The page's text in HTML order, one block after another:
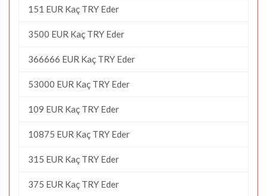
151 EUR Kaç TRY Eder
3500 EUR Kaç TRY Eder
366666 EUR Kaç TRY Eder
53000 EUR Kaç TRY Eder
109 EUR Kaç TRY Eder
10875 EUR Kaç TRY Eder
315 EUR Kaç TRY Eder
375 EUR Kaç TRY Eder